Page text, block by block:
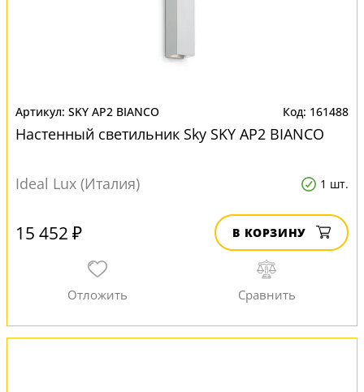
SKY AP2 BIANCO 161488
Настенный светильник Sky SKY AP2 BIANCO
Ideal Lux (Италия) 1 шт.
15 452 ₽ В КОРЗИНУ